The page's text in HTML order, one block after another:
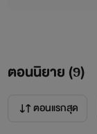
ตอนนิยาย (9)
ตอนแรกสุด